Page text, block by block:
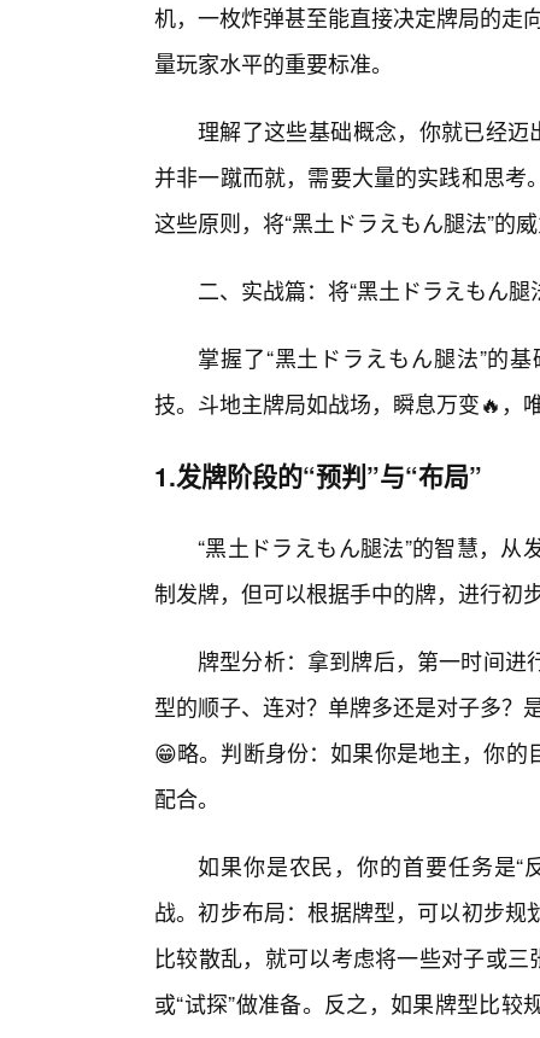
机，一枚炸弹甚至能直接决定牌局的走
量玩家水平的重要标准。
理解了这些基础概念，你就已经迈
并非一蹴而就，需要大量的实践和思
这些原则，将“黑土ドラえもん腿法”的
二、实战篇：将“黑土ドラえもん腿
掌握了“黑土ドラえもん腿法”的
技。斗地主牌局如战场，瞬息万变🔥，
1.发牌阶段的“预判”与“布局”
“黑土ドラえもん腿法”的智慧，
制发牌，但可以根据手中的牌，进行初
牌型分析：拿到牌后，第一时间
型的顺子、连对？单牌多还是对子多？
😁略。判断身份：如果你是地主，你
配合。
如果你是农民，你的首要任务是“
战。初步布局：根据牌型，可以初步
比较散乱，就可以考虑将一些对子或
或“试探”做准备。反之，如果牌型比